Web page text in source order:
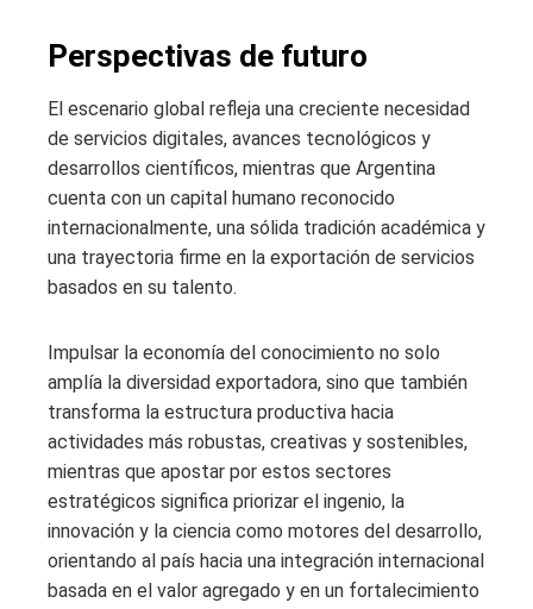
Perspectivas de futuro
El escenario global refleja una creciente necesidad
de servicios digitales, avances tecnológicos y
desarrollos científicos, mientras que Argentina
cuenta con un capital humano reconocido
internacionalmente, una sólida tradición académica y
una trayectoria firme en la exportación de servicios
basados en su talento.
Impulsar la economía del conocimiento no solo
amplía la diversidad exportadora, sino que también
transforma la estructura productiva hacia
actividades más robustas, creativas y sostenibles,
mientras que apostar por estos sectores
estratégicos significa priorizar el ingenio, la
innovación y la ciencia como motores del desarrollo,
orientando al país hacia una integración internacional
basada en el valor agregado y en un fortalecimiento